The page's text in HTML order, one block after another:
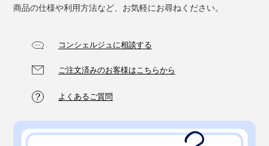
商品の仕様や利用方法など、お気軽にお尋ねください。
コンシェルジュに相談する
ご注文済みのお客様はこちらから
よくあるご質問